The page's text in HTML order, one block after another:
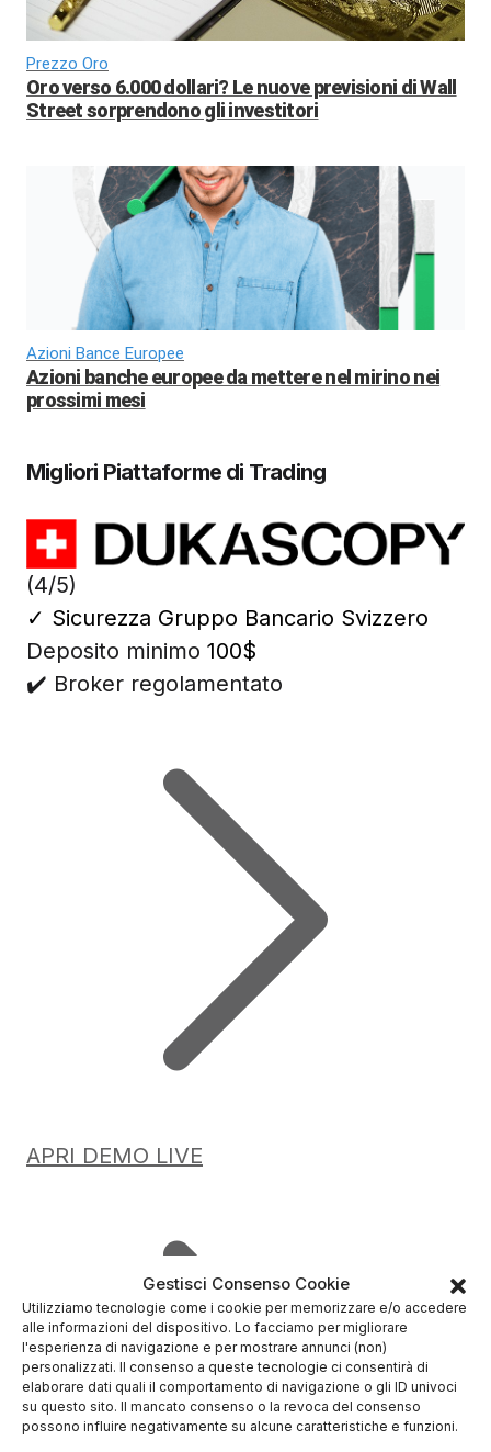
Gestisci Consenso Cookie
Utilizziamo tecnologie come i cookie per memorizzare e/o accedere
alle informazioni del dispositivo. Lo facciamo per migliorare
l'esperienza di navigazione e per mostrare annunci (non)
personalizzati. Il consenso a queste tecnologie ci consentirà di
elaborare dati quali il comportamento di navigazione o gli ID univoci
su questo sito. Il mancato consenso o la revoca del consenso
possono influire negativamente su alcune caratteristiche e funzioni.
Prezzo Oro
Oro verso 6.000 dollari? Le nuove previsioni di Wall
Street sorprendono gli investitori
Azioni Bance Europee
Azioni banche europee da mettere nel mirino nei
prossimi mesi
Migliori Piattaforme di Trading
(4/5)
✓ Sicurezza Gruppo Bancario Svizzero
Deposito minimo 100$
✔️ Broker regolamentato
APRI DEMO LIVE